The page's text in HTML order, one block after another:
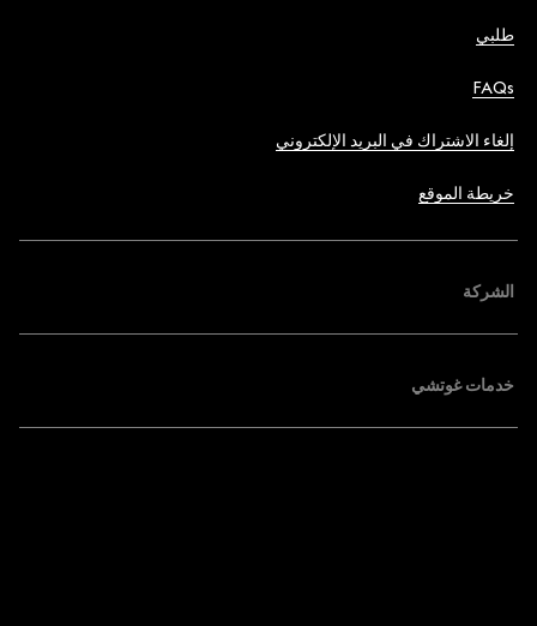
طلبي
FAQs
إلغاء الاشتراك في البريد الإلكتروني
خريطة الموقع
الشركة
خدمات غوتشي